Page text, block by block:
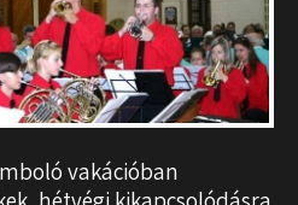
vakációban